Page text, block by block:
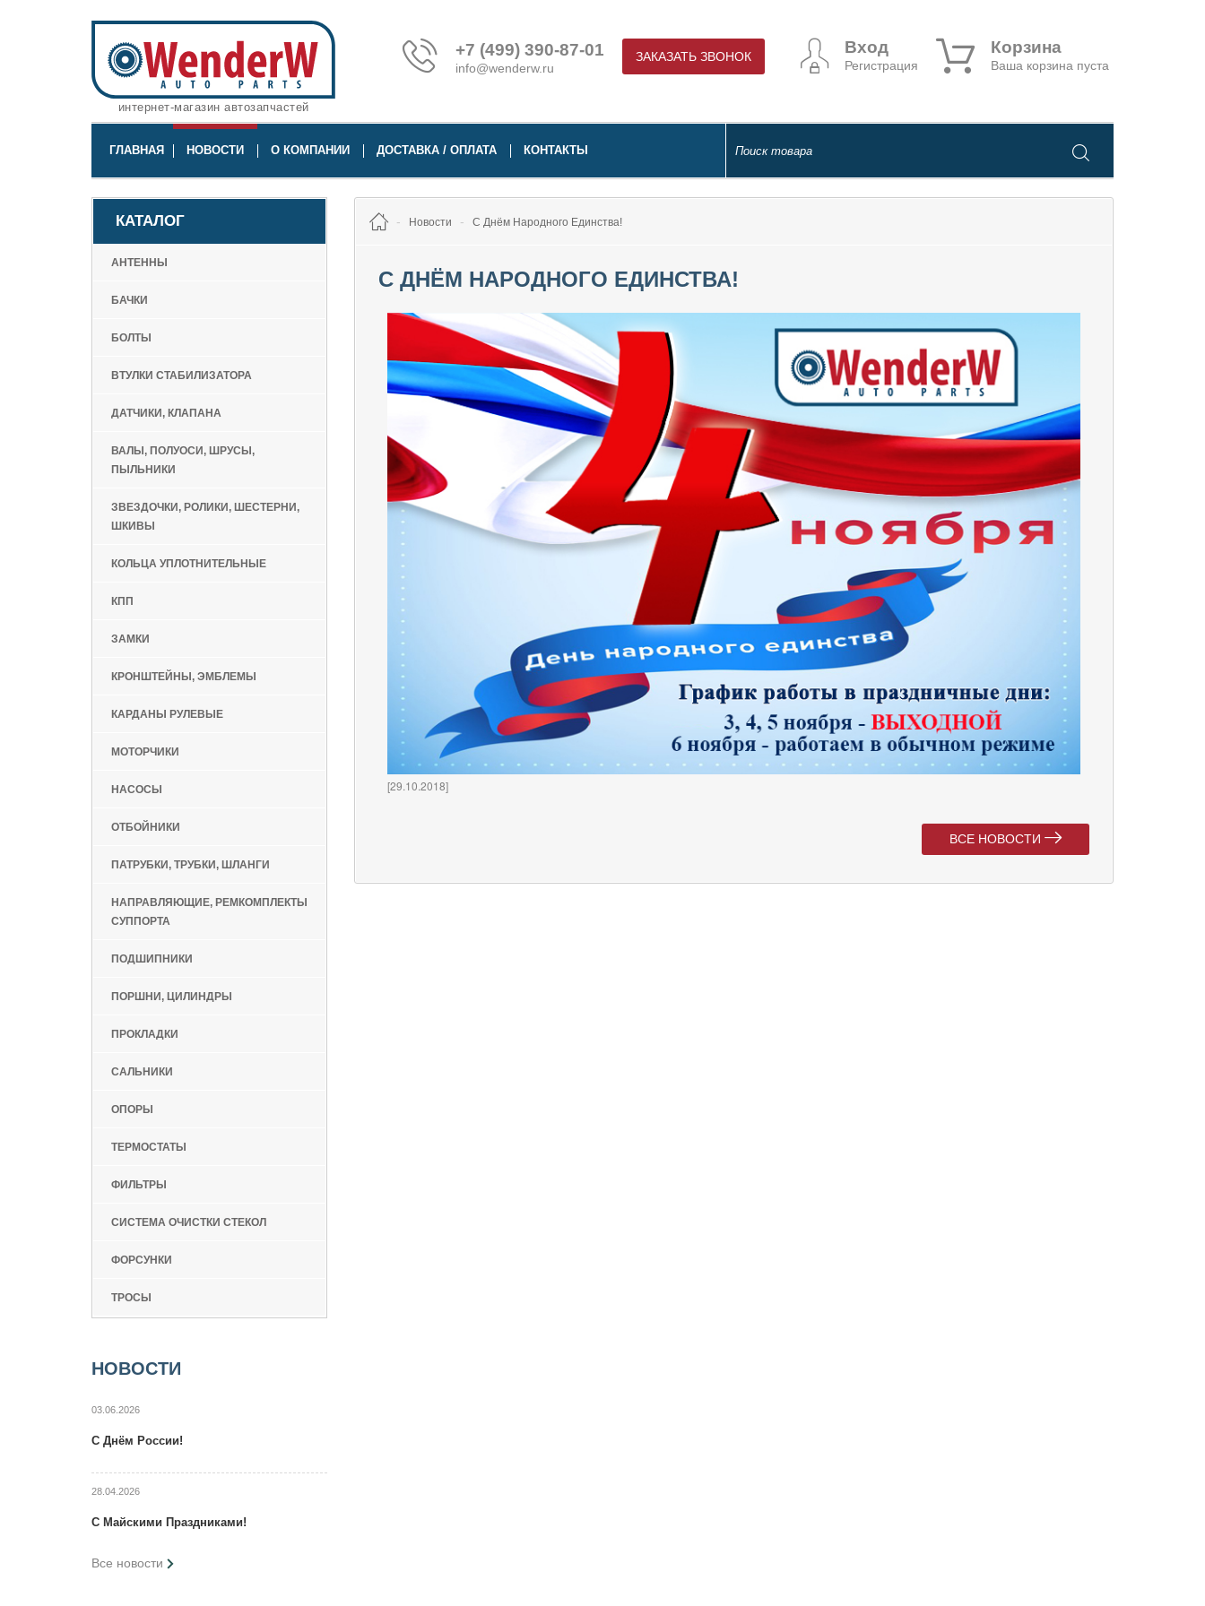
интернет-магазин автозапчастей
+7 (499) 390-87-01
info@wenderw.ru
ЗАКАЗАТЬ ЗВОНОК Вход
Регистрация
Корзина
Ваша корзина пуста
ГЛАВНАЯ НОВОСТИ О КОМПАНИИ ДОСТАВКА / ОПЛАТА КОНТАКТЫ
КАТАЛОГ
АНТЕННЫ
БАЧКИ
БОЛТЫ
ВТУЛКИ СТАБИЛИЗАТОРА
ДАТЧИКИ, КЛАПАНА
ВАЛЫ, ПОЛУОСИ, ШРУСЫ,
ПЫЛЬНИКИ
ЗВЕЗДОЧКИ, РОЛИКИ, ШЕСТЕРНИ,
ШКИВЫ
КОЛЬЦА УПЛОТНИТЕЛЬНЫЕ
КПП
ЗАМКИ
КРОНШТЕЙНЫ, ЭМБЛЕМЫ
КАРДАНЫ РУЛЕВЫЕ
МОТОРЧИКИ
НАСОСЫ
ОТБОЙНИКИ
ПАТРУБКИ, ТРУБКИ, ШЛАНГИ
НАПРАВЛЯЮЩИЕ, РЕМКОМПЛЕКТЫ
СУППОРТА
ПОДШИПНИКИ
ПОРШНИ, ЦИЛИНДРЫ
ПРОКЛАДКИ
САЛЬНИКИ
ОПОРЫ
ТЕРМОСТАТЫ
ФИЛЬТРЫ
СИСТЕМА ОЧИСТКИ СТЕКОЛ
ФОРСУНКИ
ТРОСЫ
НОВОСТИ
03.06.2026
C Днём России!
28.04.2026
C Maйcкими Праздниками!
Все новости
Новости С Днём Народного Единства!
С ДНЁМ НАРОДНОГО ЕДИНСТВА!
[29.10.2018]
ВСЕ НОВОСТИ